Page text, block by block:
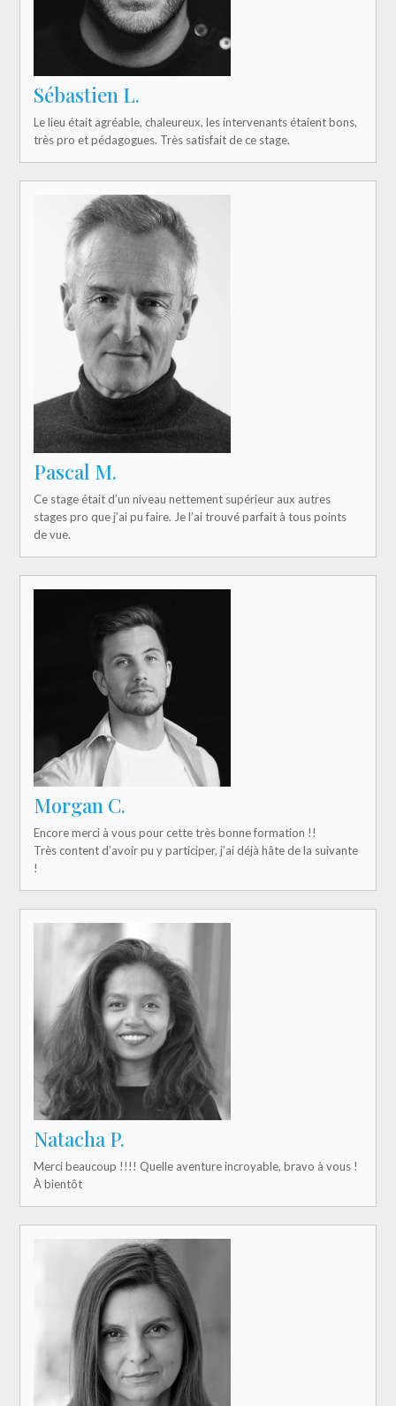
Sébastien L.
Le lieu était agréable, chaleureux, les intervenants étaient bons,
très pro et pédagogues. Très satisfait de ce stage.
Pascal M.
Ce stage était d’un niveau nettement supérieur aux autres
stages pro que j’ai pu faire. Je l’ai trouvé parfait à tous points
de vue.
Morgan C.
Encore merci à vous pour cette très bonne formation !!
Très content d’avoir pu y participer, j’ai déjà hâte de la suivante
!
Natacha P.
Merci beaucoup !!!! Quelle aventure incroyable, bravo à vous !
À bientôt